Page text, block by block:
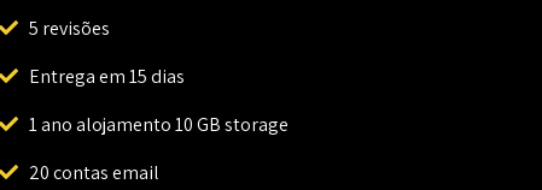
5 revisões
Entrega em 15 dias
1 ano alojamento 10 GB storage
20 contas email